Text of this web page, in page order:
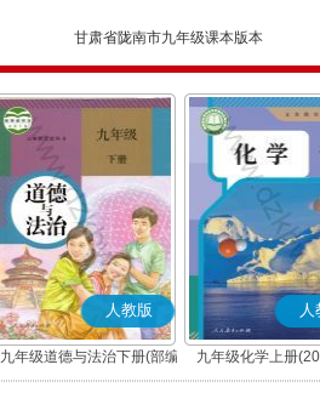
甘肃省陇南市九年级课本版本
人教版
九年级道德与法治下册(部编
版)
人
九年级化学上册